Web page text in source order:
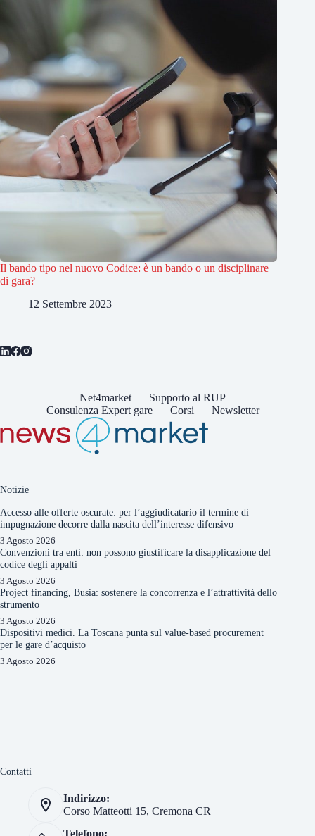
Il bando tipo nel nuovo Codice: è un bando o un disciplinare
di gara?
12 Settembre 2023
Net4market
Supporto al RUP
Consulenza Expert gare
Corsi Newsletter
Notizie
Accesso alle offerte oscurate: per l’aggiudicatario il termine di
impugnazione decorre dalla nascita dell’interesse difensivo
3 Agosto 2026
Convenzioni tra enti: non possono giustificare la disapplicazione del
codice degli appalti
3 Agosto 2026
Project financing, Busia: sostenere la concorrenza e l’attrattività dello
strumento
3 Agosto 2026
Dispositivi medici. La Toscana punta sul value-based procurement
per le gare d’acquisto
3 Agosto 2026
Contatti
Indirizzo:
Corso Matteotti 15, Cremona CR
Telefono: